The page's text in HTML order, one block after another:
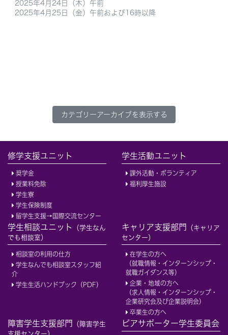
2025年4月24日（木）午前
2025年4月25日（金）午前および16時以降
カテゴリーアーカイブを表示する
修学支援ユニット
奨学金
授業料免除
学生寮
学生保険制度
留学生支援→国際交流センター
学生活動ユニット
課外活動・ボランティア
福利厚生施設
学生相談ユニット
（学生なん
でも相談室）
相談室の利用の仕方
学生なんでも相談室スタッフ紹
介
学生生活ハンドブック（PDF）
キャリア支援部門
（キャリア
センター）
在学生の方へ
（就職情報・インターンシップ・
就職ガイダンス等）
企業・地域の方へ
（求人情報・インターンシップ・
企業研究会及び企業説明会）
卒業生の方へ
障害学生支援部門
（障害学生
支援センター）
ピアサポーター学生委員会